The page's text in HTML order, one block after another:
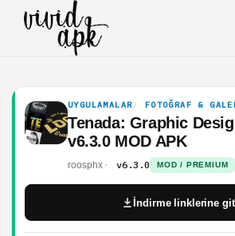
UYGULAMALAR FOTOĞRAF &
Tenada: Graphic
v6.3.0 MOD APK
roosphx v6.3.0 MOD / PREMIUM
İndirme linklerine git